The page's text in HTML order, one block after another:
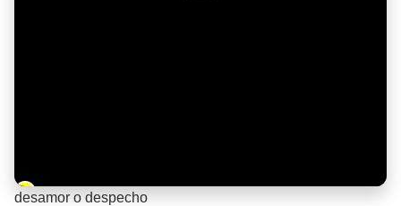
Barra de progreso de la reproducción
desamor o despecho